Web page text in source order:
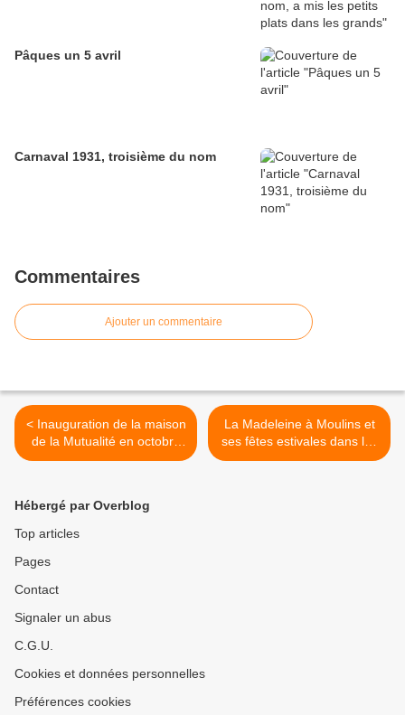
Pâques un 5 avril
Carnaval 1931, troisième du nom
Commentaires
Ajouter un commentaire
< Inauguration de la maison
de la Mutualité en octobre
1933
La Madeleine à Moulins et
ses fêtes estivales dans les
années 30 >
Hébergé par Overblog
Top articles
Pages
Contact
Signaler un abus
C.G.U.
Cookies et données personnelles
Préférences cookies